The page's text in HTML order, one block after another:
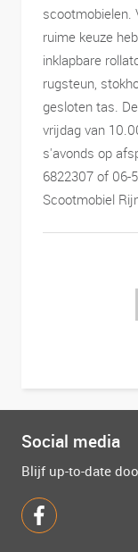
scootmobielen.
ruime keuze
inklapbare
rugsteun,
gesloten tas.
vrijdag van
s'avonds op
6822307 of 06-
Scootmobiel
Social media
Blijf up-to-date